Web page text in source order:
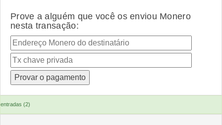
Prove a alguém que você os enviou Monero
nesta transação:
entradas (2)